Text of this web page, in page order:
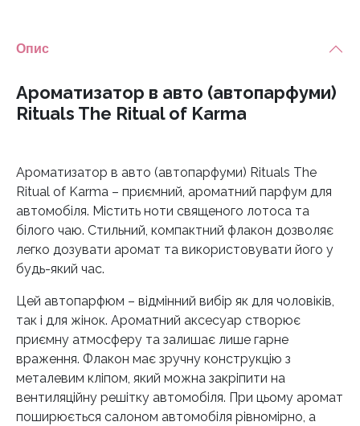
Опис
Ароматизатор в авто (автопарфуми)
Rituals The Ritual of Karma
Ароматизатор в авто (автопарфуми) Rituals The
Ritual of Karma – приємний, ароматний парфум для
автомобіля. Містить ноти священого лотоса та
білого чаю. Стильний, компактний флакон дозволяє
легко дозувати аромат та використовувати його у
будь-який час.
Цей автопарфюм – відмінний вибір як для чоловіків,
так і для жінок. Ароматний аксесуар створює
приємну атмосферу та залишає лише гарне
враження. Флакон має зручну конструкцію з
металевим кліпом, який можна закріпити на
вентиляційну решітку автомобіля. При цьому аромат
поширюється салоном автомобіля рівномірно, а